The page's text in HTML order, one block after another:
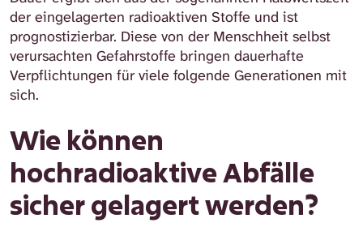
der eingelagerten radioaktiven Stoffe und ist
prognostizierbar. Diese von der Menschheit selbst
verursachten Gefahrstoffe bringen dauerhafte
Verpflichtungen für viele folgende Generationen mit
sich.
Wie können
hochradioaktive Abfälle
sicher gelagert werden?